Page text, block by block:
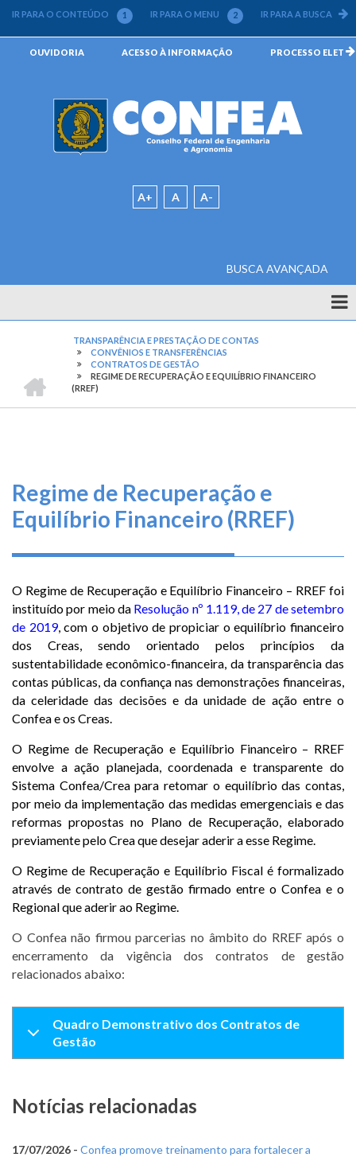
Pular
o
conteúdo
IR PARA O CONTEÚDO 1 IR PARA O MENU 2 IR PARA A BUSCA 3
OUVIDORIA ACESSO À INFORMAÇÃO PROCESSO
A+ A A-
BUSCA AVANÇADA
Somos
que
fazemos
Informe-
se
Conosco
Transparência
e
Prestação
de
TRILHA
DE
NAVEGAÇÃO
-
CONSELHO
FEDERAL
TRANSPARÊNCIA E PRESTAÇÃO DE CONTAS
CONVÊNIOS E TRANSFERÊNCIAS
CONTRATOS DE GESTÃO
REGIME DE RECUPERAÇÃO E EQUILÍBRIO FINANCEIRO
(RREF)
Regime de Recuperação e
Equilíbrio Financeiro (RREF)
O Regime de Recuperação e Equilíbrio Financeiro – RREF foi
instituído por meio daResolução nº 1.119, de 27 de setembro
de 2019, com o objetivo de propiciar o equilíbrio financeiro
dos Creas, sendo orientado pelos princípios da
sustentabilidade econômico-financeira, da transparência das
contas públicas, da confiança nas demonstrações financeiras,
da celeridade das decisões e da unidade de ação entre o
Confea e os Creas.
O Regime de Recuperação e Equilíbrio Financeiro – RREF
envolve a ação planejada, coordenada e transparente do
Sistema Confea/Crea para retomar o equilíbrio das contas,
por meio da implementação das medidas emergenciais e das
reformas propostas no Plano de Recuperação, elaborado
previamente pelo Crea que desejar aderir a esse Regime.
O Regime de Recuperação e Equilíbrio Fiscal é formalizado
através de contrato de gestão firmado entre o Confea e o
Regional que aderir ao Regime.
O Confea não firmou parcerias no âmbito do RREF após o
encerramento da vigência dos contratos de gestão
relacionados abaixo:
Quadro Demonstrativo dos Contratos de
Gestão
Notícias relacionadas
17/07/2026 - Confea promove treinamento para fortalecer a